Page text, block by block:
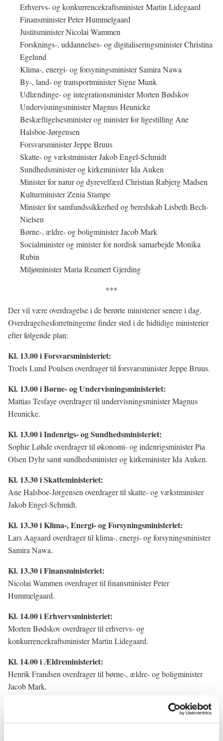
Erhvervs- og konkurrencekraftsminister Martin Lidegaard
Finansminister Peter Hummelgaard
Justitsminister Nicolai Wammen
Forsknings-, uddannelses- og digitaliseringsminister Christina
Egelund
Klima-, energi- og forsyningsminister Samira Nawa
By-, land- og transportminister Signe Munk
Udlændinge- og integrationsminister Morten Bødskov
Undervisningsminister Magnus Heunicke
Beskæftigelsesminister og minister for ligestilling Ane
Halsboe-Jørgensen
Forsvarsminister Jeppe Bruus
Skatte- og vækstminister Jakob Engel-Schmidt
Sundhedsminister og kirkeminister Ida Auken
Minister for natur og dyrevelfærd Christian Rabjerg Madsen
Kulturminister Zenia Stampe
Minister for samfundssikkerhed og beredskab Lisbeth Bech-
Nielsen
Børne-, ældre- og boligminister Jacob Mark
Socialminister og minister for nordisk samarbejde Monika
Rubin
Miljøminister Maria Reumert Gjerding
***
Der vil være overdragelse i de berørte ministerier senere i dag.
Overdragelsesforretningerne finder sted i de hidtidige ministerier
efter følgende plan:
Kl. 13.00 i Forsvarsministeriet:
Troels Lund Poulsen overdrager til forsvarsminister Jeppe Bruus.
Kl. 13.00 i Børne- og Undervisningsministeriet:
Mattias Tesfaye overdrager til undervisningsminister Magnus
Heunicke.
Kl. 13.00 i Indenrigs- og Sundhedsministeriet:
Sophie Løhde overdrager til økonomi- og indenrigsminister Pia
Olsen Dyhr samt sundhedsminister og kirkeminister Ida Auken.
Kl. 13.30 i Skatteministeriet:
Ane Halsboe-Jørgensen overdrager til skatte- og vækstminister
Jakob Engel-Schmidt.
Kl. 13.30 i Klima-, Energi- og Forsyningsministeriet:
Lars Aagaard overdrager til klima-, energi- og forsyningsminister
Samira Nawa.
Kl. 13.30 i Finansministeriet:
Nicolai Wammen overdrager til finansminister Peter
Hummelgaard.
Kl. 14.00 i Erhvervsministeriet:
Morten Bødskov overdrager til erhvervs- og
konkurrencekraftsminister Martin Lidegaard.
Kl. 14.00 i Ældreministeriet:
Henrik Frandsen overdrager til børne-, ældre- og boligminister
Jacob Mark.